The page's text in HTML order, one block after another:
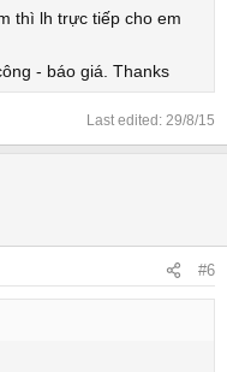
thì lh trực tiếp cho em
- báo giá. Thanks
Last edited: 29/8/15
#6